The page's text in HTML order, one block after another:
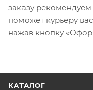
заказу
поможет курьеру
нажав кнопку
КАТАЛОГ